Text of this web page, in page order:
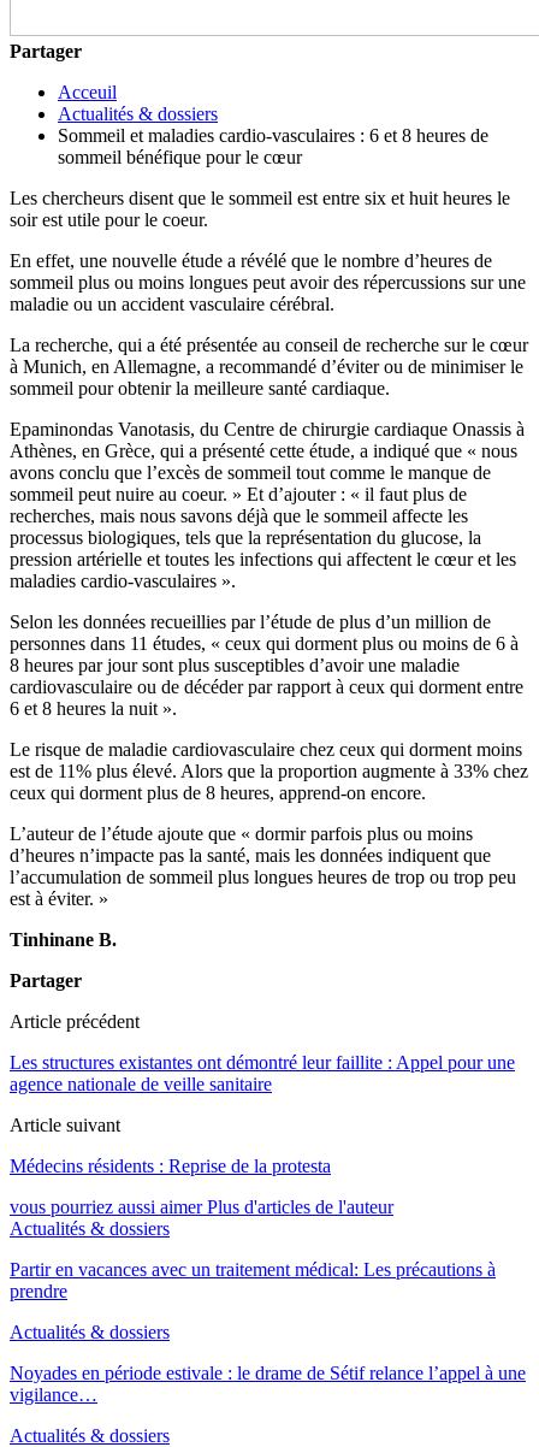
Partager
Acceuil
Actualités & dossiers
Sommeil et maladies cardio-vasculaires : 6 et 8 heures de
sommeil bénéfique pour le cœur
Les chercheurs disent que le sommeil est entre six et huit heures le
soir est utile pour le coeur.
En effet, une nouvelle étude a révélé que le nombre d’heures de
sommeil plus ou moins longues peut avoir des répercussions sur une
maladie ou un accident vasculaire cérébral.
La recherche, qui a été présentée au conseil de recherche sur le cœur
à Munich, en Allemagne, a recommandé d’éviter ou de minimiser le
sommeil pour obtenir la meilleure santé cardiaque.
Epaminondas Vanotasis, du Centre de chirurgie cardiaque Onassis à
Athènes, en Grèce, qui a présenté cette étude, a indiqué que « nous
avons conclu que l’excès de sommeil tout comme le manque de
sommeil peut nuire au coeur. » Et d’ajouter : « il faut plus de
recherches, mais nous savons déjà que le sommeil affecte les
processus biologiques, tels que la représentation du glucose, la
pression artérielle et toutes les infections qui affectent le cœur et les
maladies cardio-vasculaires ».
Selon les données recueillies par l’étude de plus d’un million de
personnes dans 11 études, « ceux qui dorment plus ou moins de 6 à
8 heures par jour sont plus susceptibles d’avoir une maladie
cardiovasculaire ou de décéder par rapport à ceux qui dorment entre
6 et 8 heures la nuit ».
Le risque de maladie cardiovasculaire chez ceux qui dorment moins
est de 11% plus élevé. Alors que la proportion augmente à 33% chez
ceux qui dorment plus de 8 heures, apprend-on encore.
L’auteur de l’étude ajoute que « dormir parfois plus ou moins
d’heures n’impacte pas la santé, mais les données indiquent que
l’accumulation de sommeil plus longues heures de trop ou trop peu
est à éviter. »
Tinhinane B.
Partager
Article précédent
Les structures existantes ont démontré leur faillite : Appel pour une
agence nationale de veille sanitaire
Article suivant
Médecins résidents : Reprise de la protesta
vous pourriez aussi aimer Plus d'articles de l'auteur
Actualités & dossiers
Partir en vacances avec un traitement médical: Les précautions à
prendre
Actualités & dossiers
Noyades en période estivale : le drame de Sétif relance l’appel à une
vigilance…
Actualités & dossiers